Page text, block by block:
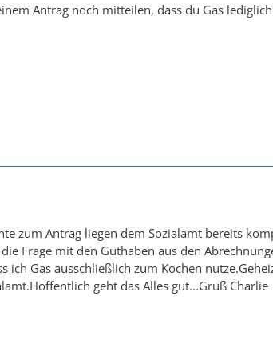
Antrag noch mitteilen, dass du Gas
zum Antrag liegen dem Sozialamt bereits
Frage mit den Guthaben aus den
ich Gas ausschließlich zum Kochen
geht das Alles gut...Gruß Charlie